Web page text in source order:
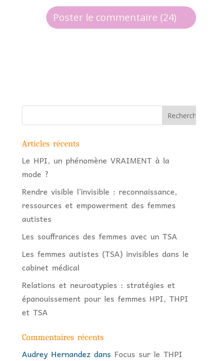
Articles récents
Le HPI, un phénomène VRAIMENT à la
mode ?
Rendre visible l’invisible : reconnaissance,
ressources et empowerment des femmes
autistes
Les souffrances des femmes avec un TSA
Les femmes autistes (TSA) invisibles dans le
cabinet médical
Relations et neuroatypies : stratégies et
épanouissement pour les femmes HPI, THPI
et TSA
Commentaires récents
Audrey Hernandezdans Focus sur le THPI